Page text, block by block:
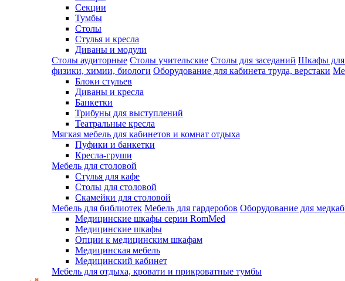
Секции
Тумбы
Столы
Стулья и кресла
Диваны и модули
Столы аудиторные Столы учительские Столы для заседаний Шкафы для
физики, химии, биологи Оборудование для кабинета труда, верстаки
Блоки стульев
Диваны и кресла
Банкетки
Трибуны для выступлений
Театральные кресла
Мягкая мебель для кабинетов и комнат отдыха
Пуфики и банкетки
Кресла-груши
Мебель для столовой
Cтулья для кафе
Cтолы для столовой
Скамейки для столовой
Мебель для библиотек Мебель для гардеробов Оборудование для
Медицинские шкафы серии RomMed
Медицинские шкафы
Опции к медицинским шкафам
Медицинская мебель
Медицинский кабинет
Мебель для отдыха, кровати и прикроватные тумбы